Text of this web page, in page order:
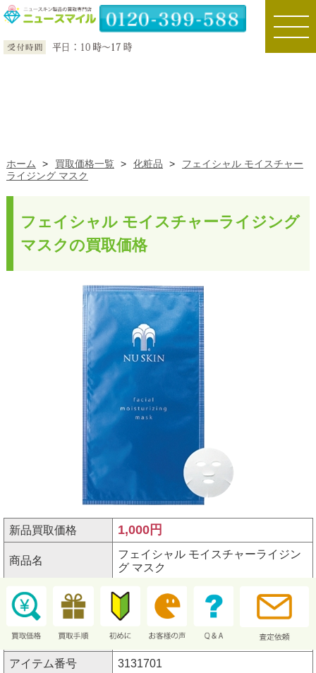
toggle
ホーム > 買取価格一覧 > 化粧品 >
フェイシャル モイスチャー
ライジング マスク
フェイシャル モイスチャーライジング
マスクの買取価格
新品買取価格 1,000円
商品名
フェイシャル モイスチャーライジン
グ マスク
商品分類
NuSkin
シリーズ名
スペシャルケア
規格
サイズ20mL×8枚入り
アイテム番号
3131701